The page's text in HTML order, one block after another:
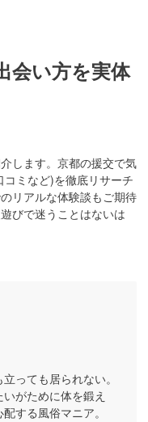
会い方を実体
します。京都の援交で気
ミなど)を徹底リサーチ
リアルな体験談もご期待
びで迷うことはないは
っても居られない。
がために体を鍛え
する風俗マニア。